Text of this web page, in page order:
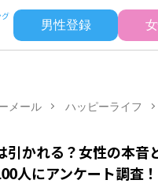
男性登録
メール ハッピーライフ
引かれる？女性の本音
人にアンケート調査！